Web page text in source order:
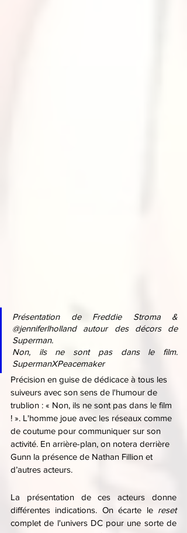
Présentation de Freddie Stroma &
@jenniferlholland autour des décors de
Superman.
Non, ils ne sont pas dans le film.
SupermanXPeacemaker
Précision en guise de dédicace à tous les
suiveurs avec son sens de l'humour de
trublion : « Non, ils ne sont pas dans le film
! ». L'homme joue avec les réseaux comme
de coutume pour communiquer sur son
activité. En arrière-plan, on notera derrière
Gunn la présence de Nathan Fillion et
d’autres acteurs.
La présentation de ces acteurs donne
différentes indications. On écarte le
reset
complet de l'univers DC pour une sorte de